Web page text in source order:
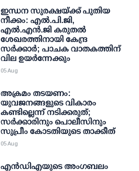
ഇന്ധന സുരക്ഷയ്ക്ക് പുതിയ
നീക്കം: എല്‍.പി.ജി,
എല്‍.എന്‍.ജി കരുതല്‍
ശേഖരത്തിനായി കേന്ദ്ര
സര്‍ക്കാര്‍; പാചക വാതകത്തിന്
വില ഉയര്‍ന്നേക്കും
05 Aug
അക്രമം തടയണം:
യുവജനങ്ങളുടെ വികാരം
കണ്ടില്ലെന്ന് നടിക്കരുത്;
സര്‍ക്കാരിനും പൊലീസിനും
സുപ്രീം കോടതിയുടെ താക്കീത്
05 Aug
എന്‍ഡിഎയുടെ അംഗബലം